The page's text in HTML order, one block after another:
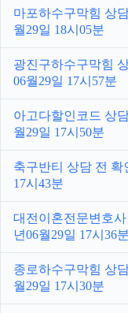
마포하수구막힘 상
월29일 18시05분
광진구하수구막힘
06월29일 17시57분
아고다할인코드 상
월29일 17시50분
축구반티 상담 전 확
17시43분
대전이혼전문변호
년06월29일 17시36분
종로하수구막힘 상
월29일 17시30분